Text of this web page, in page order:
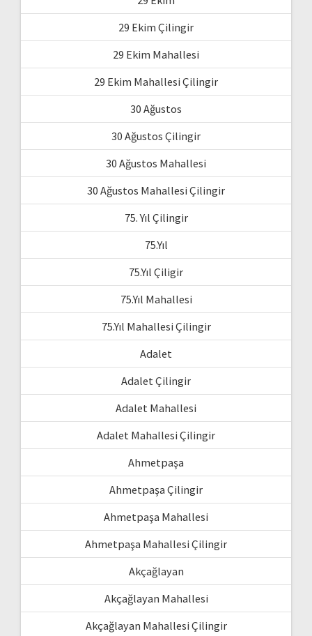
29 Ekim Çilingir
29 Ekim Mahallesi
29 Ekim Mahallesi Çilingir
30 Ağustos
30 Ağustos Çilingir
30 Ağustos Mahallesi
30 Ağustos Mahallesi Çilingir
75. Yıl Çilingir
75.Yıl
75.Yıl Çiligir
75.Yıl Mahallesi
75.Yıl Mahallesi Çilingir
Adalet
Adalet Çilingir
Adalet Mahallesi
Adalet Mahallesi Çilingir
Ahmetpaşa
Ahmetpaşa Çilingir
Ahmetpaşa Mahallesi
Ahmetpaşa Mahallesi Çilingir
Akçağlayan
Akçağlayan Mahallesi
Akçağlayan Mahallesi Çilingir